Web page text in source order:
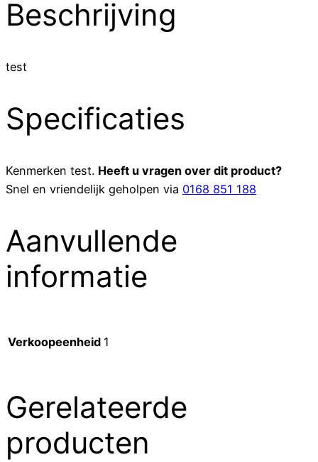
Beschrijving
test
Specificaties
Kenmerken test. Heeft u vragen over dit product?
Snel en vriendelijk geholpen via 0168 851 188
Aanvullende
informatie
Verkoopeenheid 1
Gerelateerde
producten